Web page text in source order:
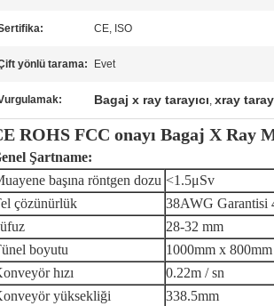
CE, ISO
yönlü tarama: Evet
Bagaj x ray tarayıcı, xray
ROHS FCC onayı Bagaj X Ray
Şartname:
başına röntgen dozu <1.5μSv
çözünürlük
38AWG Garantisi
28-32 mm
boyutu
1000mm x 800mm
hızı
0.22m / sn
yüksekliği
338.5mm